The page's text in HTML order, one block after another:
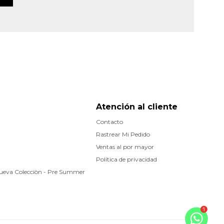
Atención al cliente
Contacto
Rastrear Mi Pedido
Ventas al por mayor
Política de privacidad
Colecciòn - Pre Summer